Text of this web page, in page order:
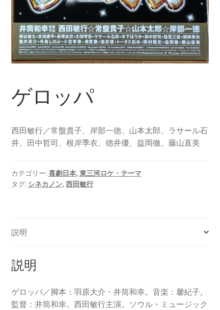
ゲロッパ
西田敏行／常盤貴子、岸部一徳、山本太郎、ラサール石
井、田中哲司、根岸季衣、徳井優、益岡徹、藤山直美
カテゴリー: 喜劇日本, 東三河ロケ・テーマ
タグ: シネカノン, 西田敏行
説明
説明
ゲロッパ／脚本：羽原大介・井筒和幸。音楽：馨紀子。
監督：井筒和幸。西田敏行主演。ソウル・ミュージック